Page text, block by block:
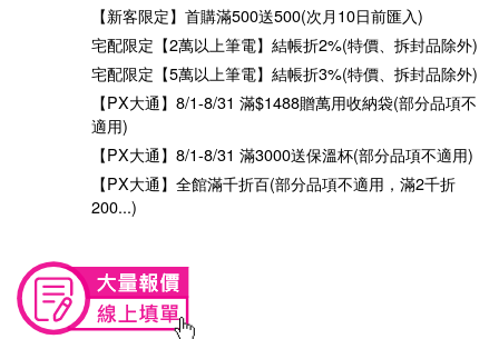
【新客限定】首購滿500送500(次月10日前匯入)
宅配限定【2萬以上筆電】結帳折2%(特價、拆封品除外)
宅配限定【5萬以上筆電】結帳折3%(特價、拆封品除外)
【PX大通】8/1-8/31 滿$1488贈萬用收納袋(部分品項不
適用)
【PX大通】8/1-8/31 滿3000送保溫杯(部分品項不適用)
【PX大通】全館滿千折百(部分品項不適用，滿2千折
200...)